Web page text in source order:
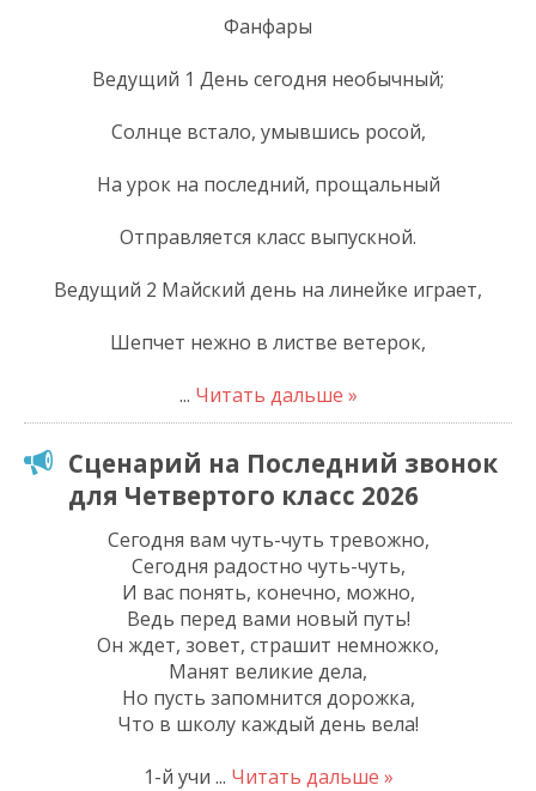
Фанфары
Ведущий 1 День сегодня необычный;
Солнце встало, умывшись росой,
На урок на последний, прощальный
Отправляется класс выпускной.
Ведущий 2 Майский день на линейке играет,
Шепчет нежно в листве ветерок,
... Читать дальше »
Сценарий на Последний звонок
для Четвертого класс 2026
Сегодня вам чуть-чуть тревожно,
Сегодня радостно чуть-чуть,
И вас понять, конечно, можно,
Ведь перед вами новый путь!
Он ждет, зовет, страшит немножко,
Манят великие дела,
Но пусть запомнится дорожка,
Что в школу каждый день вела!
1-й учи ... Читать дальше »